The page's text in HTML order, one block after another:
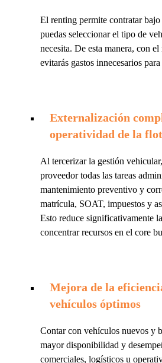
El renting permite contratar
puedas seleccionar el tipo de
necesita. De esta manera, con
evitarás gastos innecesarios
Externalización
operatividad de la
Al tercerizar la gestión
proveedor todas las tareas
mantenimiento preventivo y
matrícula, SOAT, impuestos y
Esto reduce significativamente
concentrar recursos en el core
Mejora de la
vehículos óptimos
Contar con vehículos nuevos y
mayor disponibilidad y
comerciales, logísticos u